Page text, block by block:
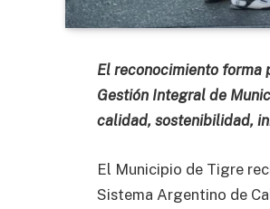
El reconocimiento forma
Gestión Integral de
calidad, sostenibilidad,
El Municipio de Tigre
Sistema Argentino de